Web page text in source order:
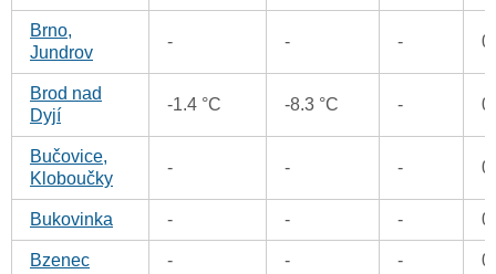
Brno,
Jundrov
- - - 0
Brod nad
Dyjí
-1.4 °C -8.3 °C - 0
Bučovice,
Kloboučky
- - - 0
Bukovinka - - - 0
Bzenec - - - 0